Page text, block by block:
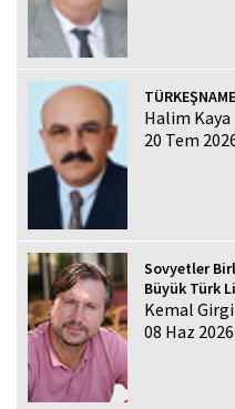
Halim Kaya
20 Tem
Sovyetler
Büyük Türk
Kemal
08 Haz 2026